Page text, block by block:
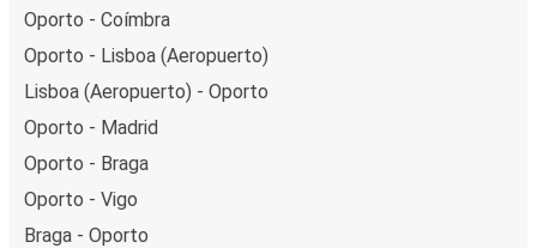
Oporto - Coímbra
Oporto - Lisboa (Aeropuerto)
Lisboa (Aeropuerto) - Oporto
Oporto - Madrid
Oporto - Braga
Oporto - Vigo
Braga - Oporto